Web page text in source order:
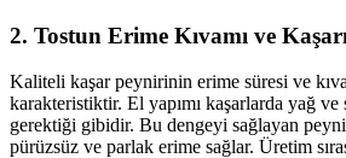
2. Tostun Erime Kıvamı ve
Kaliteli kaşar peynirinin erime süresi ve
karakteristiktir. El yapımı kaşarlarda yağ ve
gerektiği gibidir. Bu dengeyi sağlayan
pürüzsüz ve parlak erime sağlar. Üretim